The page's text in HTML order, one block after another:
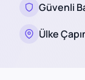
Güvenli
Ülke